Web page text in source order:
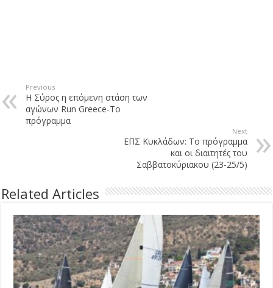
Previous
Η Σύρος η επόμενη στάση των
αγώνων Run Greece-Το
πρόγραμμα
Next
ΕΠΣ Κυκλάδων: Το πρόγραμμα
και οι διαιτητές του
Σαββατοκύριακου (23-25/5)
Related Articles